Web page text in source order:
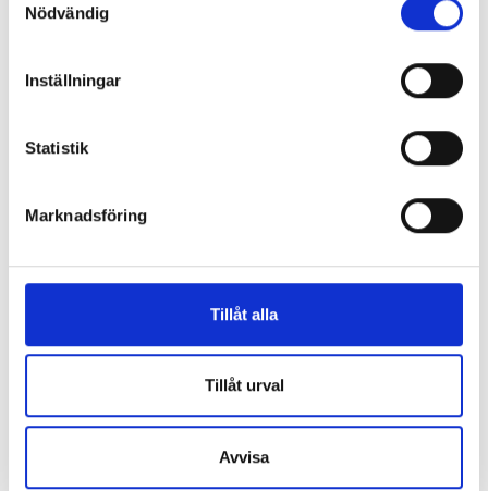
Nödvändig
Inställningar
Statistik
Marknadsföring
Tillåt alla
Tillåt urval
Avvisa
Enorma skillnader mellan
Så mycket tjänar dagspresscheferna